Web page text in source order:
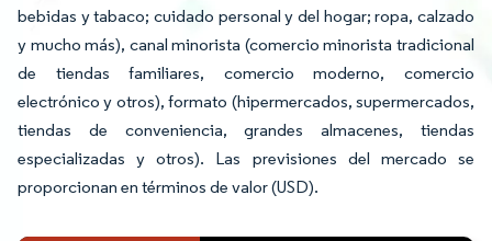
bebidas y tabaco; cuidado personal y del hogar; ropa, calzado
y mucho más), canal minorista (comercio minorista tradicional
de tiendas familiares, comercio moderno, comercio
electrónico y otros), formato (hipermercados, supermercados,
tiendas de conveniencia, grandes almacenes, tiendas
especializadas y otros). Las previsiones del mercado se
proporcionan en términos de valor (USD).